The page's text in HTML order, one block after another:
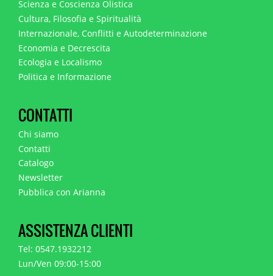
Scienza e Coscienza Olistica
Cultura, Filosofia e Spiritualità
Internazionale, Conflitti e Autodeterminazione
Economia e Decrescita
Ecologia e Localismo
Politica e Informazione
CONTATTI
Chi siamo
Contatti
Catalogo
Newsletter
Pubblica con Arianna
ASSISTENZA CLIENTI
Tel: 0547.1932212
Lun/Ven 09:00-15:00